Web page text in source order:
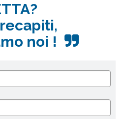
noi !